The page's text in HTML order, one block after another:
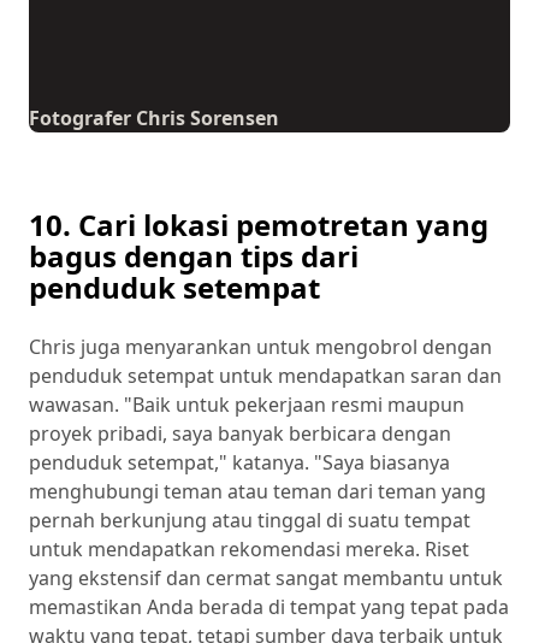
Fotografer Chris Sorensen
10. Cari lokasi pemotretan yang
bagus dengan tips dari
penduduk setempat
Chris juga menyarankan untuk mengobrol dengan
penduduk setempat untuk mendapatkan saran dan
wawasan. "Baik untuk pekerjaan resmi maupun
proyek pribadi, saya banyak berbicara dengan
penduduk setempat," katanya. "Saya biasanya
menghubungi teman atau teman dari teman yang
pernah berkunjung atau tinggal di suatu tempat
untuk mendapatkan rekomendasi mereka. Riset
yang ekstensif dan cermat sangat membantu untuk
memastikan Anda berada di tempat yang tepat pada
waktu yang tepat, tetapi sumber daya terbaik untuk